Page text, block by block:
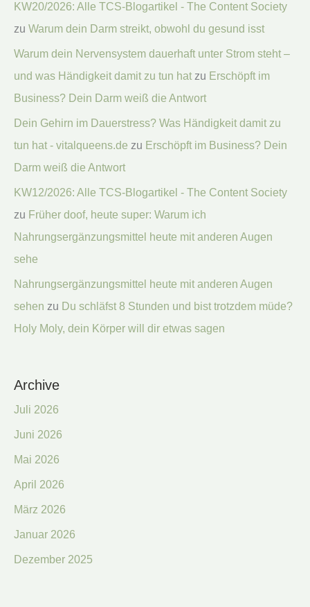
KW20/2026: Alle TCS-Blogartikel - The Content Society
zu Warum dein Darm streikt, obwohl du gesund isst
Warum dein Nervensystem dauerhaft unter Strom steht –
und was Händigkeit damit zu tun hat zu Erschöpft im
Business? Dein Darm weiß die Antwort
Dein Gehirn im Dauerstress? Was Händigkeit damit zu
tun hat - vitalqueens.de zu Erschöpft im Business? Dein
Darm weiß die Antwort
KW12/2026: Alle TCS-Blogartikel - The Content Society
zu Früher doof, heute super: Warum ich
Nahrungsergänzungsmittel heute mit anderen Augen
sehe
Nahrungsergänzungsmittel heute mit anderen Augen
sehen zu Du schläfst 8 Stunden und bist trotzdem müde?
Holy Moly, dein Körper will dir etwas sagen
Archive
Juli 2026
Juni 2026
Mai 2026
April 2026
März 2026
Januar 2026
Dezember 2025